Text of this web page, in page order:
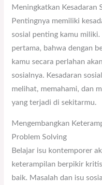
Meningkatkan Kesadaran
Pentingnya memiliki
sosial penting kamu
pertama, bahwa dengan
kamu secara perlahan
sosialnya. Kesadaran
melihat, memahami, dan
yang terjadi di sekitarmu.
Mengembangkan
Problem Solving
Belajar isu kontemporer
keterampilan berpikir
baik. Masalah dan isu